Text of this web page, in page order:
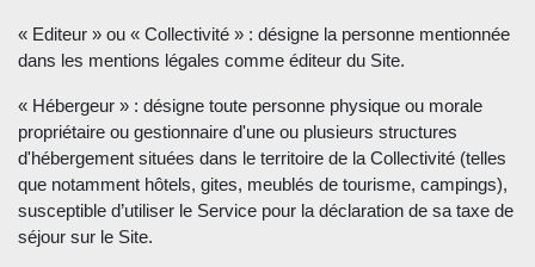
« Editeur » ou « Collectivité » : désigne la personne mentionnée
dans les mentions légales comme éditeur du Site.
« Hébergeur » : désigne toute personne physique ou morale
propriétaire ou gestionnaire d'une ou plusieurs structures
d'hébergement situées dans le territoire de la Collectivité (telles
que notamment hôtels, gites, meublés de tourisme, campings),
susceptible d’utiliser le Service pour la déclaration de sa taxe de
séjour sur le Site.